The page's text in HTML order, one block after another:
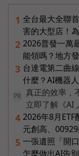
1 全台最大全聯
害的大型店！
2 2026普發一萬
能領嗎？地方
3 台達電第二曲
什麼？AI機器
PR
真正的效率，
立即了解《AI
4 2026年8月
元創高、
5 一張遺照「開
怎麼做出AI告